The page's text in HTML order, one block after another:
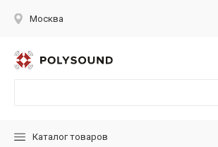
Москва
Каталог товаров